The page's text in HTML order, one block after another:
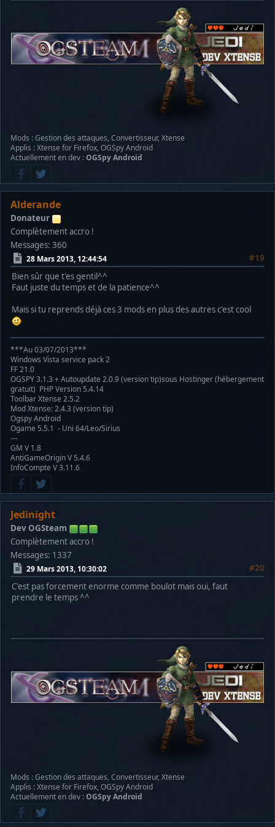
Mods : Gestion des attaques, Convertisseur, Xtense
Applis : Xtense for Firefox, OGSpy Android
Actuellement en dev :OGSpy Android
Alderande
Donateur
Complètement accro !
Messages: 360
28 Mars 2013, 12:44:54
#19
Bien sûr que t'es gentil^^
Faut juste du temps et de la patience^^
Mais si tu reprends déjà ces 3 mods en plus des autres c'est cool
***Au 03/07/2013***
Windows Vista service pack 2
FF 21.0
OGSPY 3.1.3 + Autoupdate 2.0.9 (version tip)sous Hostinger (hébergement
gratuit) PHP Version 5.4.14
Toolbar Xtense 2.5.2
Mod Xtense: 2.4.3 (version tip)
Ogspy Android
Ogame 5.5.1 - Uni 64/Leo/Sirius
---
GM V 1.8
AntiGameOrigin V 5.4.6
InfoCompte V 3.11.6
Jedinight
Dev OGSteam
Complètement accro !
Messages: 1337
29 Mars 2013, 10:30:02
#20
C'est pas forcement enorme comme boulot mais oui, faut
prendre le temps ^^
Mods : Gestion des attaques, Convertisseur, Xtense
Applis : Xtense for Firefox, OGSpy Android
Actuellement en dev :OGSpy Android